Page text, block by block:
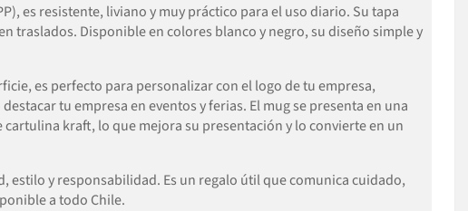
es resistente, liviano y muy práctico para el uso diario. Su tapa
traslados. Disponible en colores blanco y negro, su diseño simple y
es perfecto para personalizar con el logo de tu empresa,
tu empresa en eventos y ferias. El mug se presenta en una
kraft, lo que mejora su presentación y lo convierte en un
y responsabilidad. Es un regalo útil que comunica cuidado,
a todo Chile.